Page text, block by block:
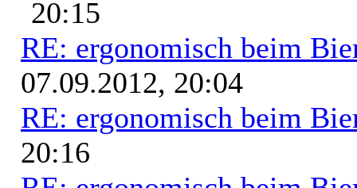
20:15
RE: ergonomisch beim
07.09.2012, 20:04
RE: ergonomisch beim
20:16